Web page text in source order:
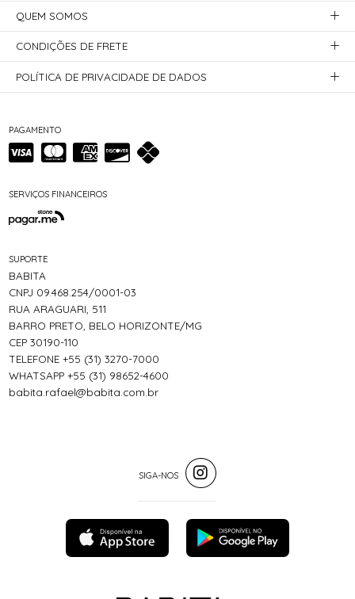
PAGAMENTO
SERVIÇOS FINANCEIROS
SUPORTE
BABITA
CNPJ 09.468.254/0001-03
RUA ARAGUARI, 511
BARRO PRETO, BELO HORIZONTE/MG
CEP 30190-110
TELEFONE +55 (31) 3270-7000
WHATSAPP +55 (31) 98652-4600
babita.rafael@babita.com.br
QUEM SOMOS
CONDIÇÕES DE FRETE
POLÍTICA DE PRIVACIDADE DE DADOS